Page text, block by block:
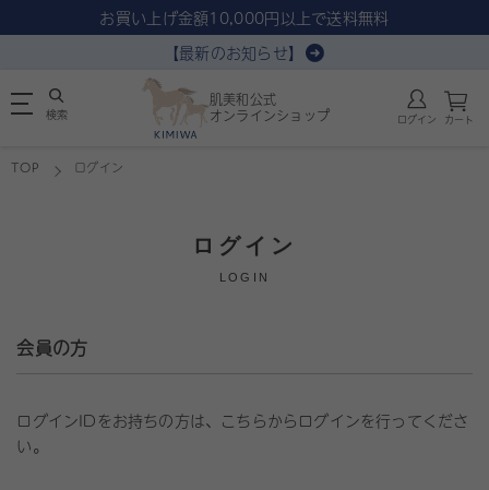
お買い上げ金額10,000円以上で送料無料
【最新のお知らせ】
肌美和公式
オンラインショップ
検索 ログイン カート
TOP ログイン
ログイン
LOGIN
会員の方
ログインIDをお持ちの方は、こちらからログインを行ってくださ
い。